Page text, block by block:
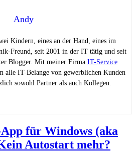
Andy
Kindern, eines an der Hand, eines im
Freund, seit 2001 in der IT tätig und seit
Blogger. Mit meiner Firma IT-Service
alle IT-Belange von gewerblichen Kunden
sowohl Partner als auch Kollegen.
für Windows (aka
Autostart mehr?